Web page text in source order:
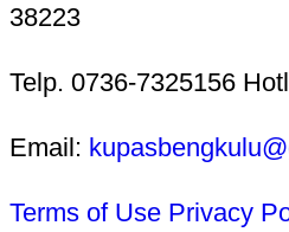
38223
Telp. 0736-7325156
Email:
Terms of Use Privacy